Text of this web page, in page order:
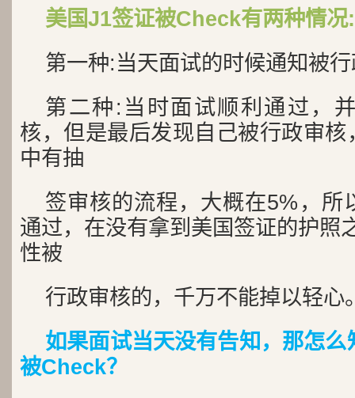
美国J1签证被Check有两种情况:
第一种:当天面试的时候通知被
第二种:当时面试顺利通过，
核，但是最后发现自己被行政审
中有抽
签审核的流程，大概在5%，所
通过，在没有拿到美国签证的护照
性被
行政审核的，千万不能掉以轻心
如果面试当天没有告知，那怎
被Check？